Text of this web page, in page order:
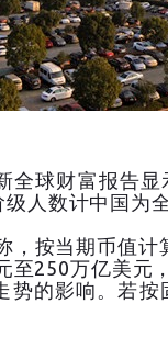
全球财富报告
人数计中国为
，按当期币值
至250万亿美元
势的影响。若